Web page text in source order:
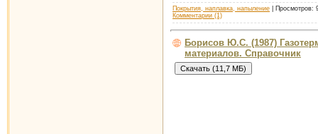
Покрытия, наплавка, напыление | Просмотров:
Комментарии (1)
Борисов Ю.С. (1987)
материалов. Справочник